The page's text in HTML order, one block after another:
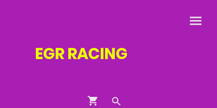
EGRRACING